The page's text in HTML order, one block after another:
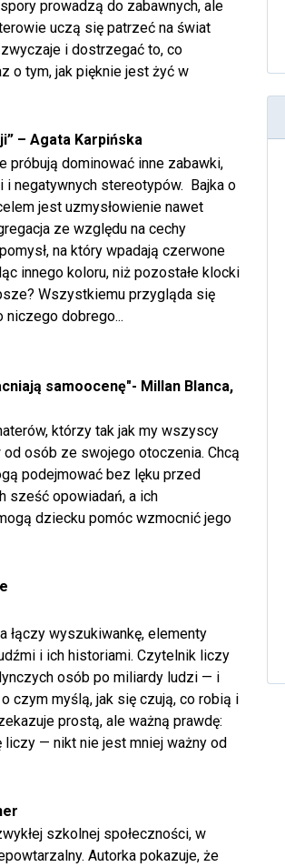
prowadzą do zabawnych, ale
uczą się patrzeć na świat
i dostrzegać to, co
o tym, jak pięknie jest żyć w
– Agata Karpińska
próbują dominować inne zabawki,
i negatywnych stereotypów. Bajka o
jest uzmysłowienie nawet
ze względu na cechy
na który wpadają czerwone
innego koloru, niż pozostałe klocki
Wszystkiemu przygląda się
niczego dobrego...
samoocenę"- Millan Blanca,
którzy tak jak my wszyscy
osób ze swojego otoczenia. Chcą
podejmować bez lęku przed
sześć opowiadań, a ich
dziecku pomóc wzmocnić jego
łączy wyszukiwankę, elementy
i ich historiami. Czytelnik liczy
osób po miliardy ludzi — i
czym myślą, jak się czują, co robią i
prostą, ale ważną prawdę:
liczy — nikt nie jest mniej ważny od
szkolnej społeczności, w
Autorka pokazuje, że